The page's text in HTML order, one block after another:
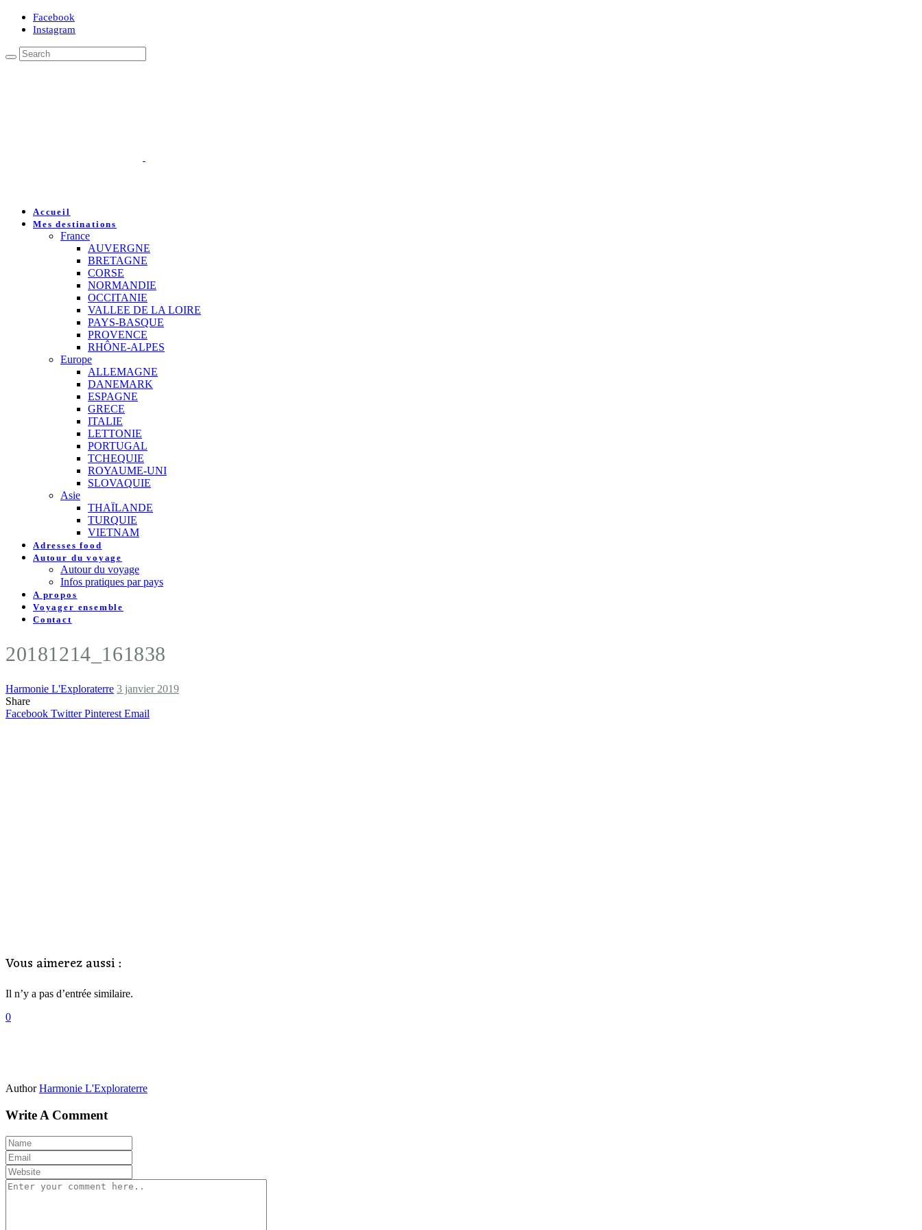
Facebook
Instagram
Accueil
Mes destinations
France
AUVERGNE
BRETAGNE
CORSE
NORMANDIE
OCCITANIE
VALLEE DE LA LOIRE
PAYS-BASQUE
PROVENCE
RHÔNE-ALPES
Europe
ALLEMAGNE
DANEMARK
ESPAGNE
GRECE
ITALIE
LETTONIE
PORTUGAL
TCHEQUIE
ROYAUME-UNI
SLOVAQUIE
Asie
THAÏLANDE
TURQUIE
VIETNAM
Adresses food
Autour du voyage
Autour du voyage
Infos pratiques par pays
A propos
Voyager ensemble
Contact
20181214_161838
Harmonie L'Exploraterre 3 janvier 2019
Share
Facebook Twitter Pinterest Email
Vous aimerez aussi :
Il n’y a pas d’entrée similaire.
0
Author Harmonie L'Exploraterre
Write A Comment